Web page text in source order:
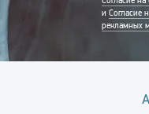
и Согласие
рекламных